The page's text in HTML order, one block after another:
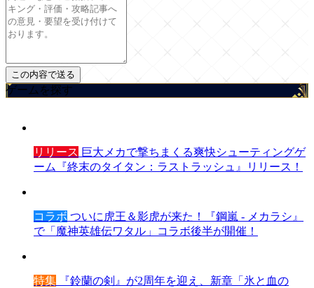
ゲームを探す
リリース 巨大メカで撃ちまくる爽快シューティングゲ
ーム『終末のタイタン：ラストラッシュ』リリース！
コラボ ついに虎王＆影虎が来た！『鋼嵐 - メカラシ』
で「魔神英雄伝ワタル」コラボ後半が開催！
特集 『鈴蘭の剣』が2周年を迎え、新章「氷と血の